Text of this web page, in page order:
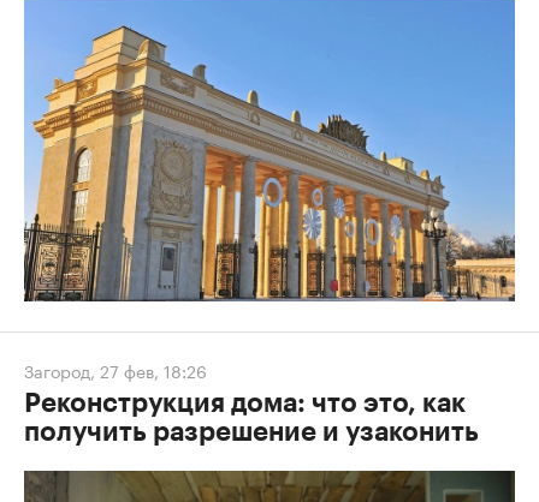
Загород, 27 фев, 18:26
Реконструкция дома: что это, как
получить разрешение и узаконить